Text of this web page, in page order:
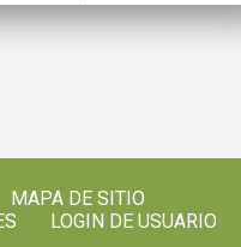
MAPA DE SITIO
LOGIN DE USUARIO